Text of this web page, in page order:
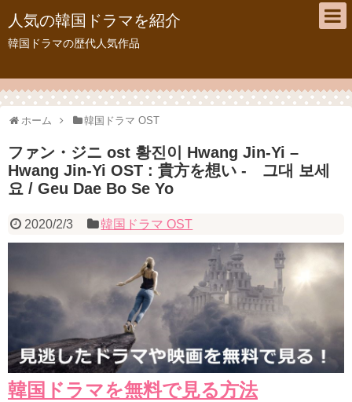
人気の韓国ドラマを紹介
韓国ドラマの歴代人気作品
ホーム 韓国ドラマ OST
ファン・ジニ ost 황진이 Hwang Jin-Yi –
Hwang Jin-Yi OST : 貴方を想い - 그대 보세
요 / Geu Dae Bo Se Yo
2020/2/3 韓国ドラマ OST
韓国ドラマを無料で見る方法